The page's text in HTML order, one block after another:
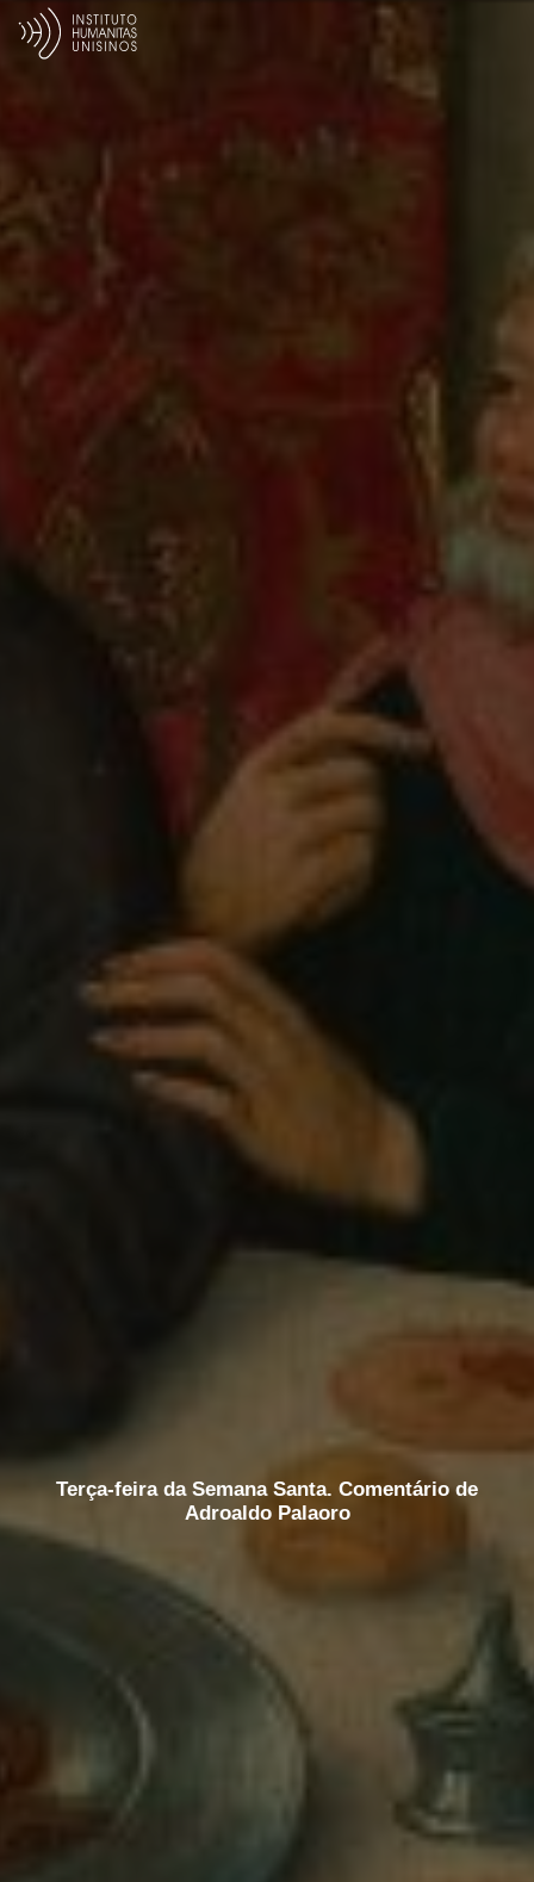
Terça-feira da Semana Santa. Comentário de
Adroaldo Palaoro